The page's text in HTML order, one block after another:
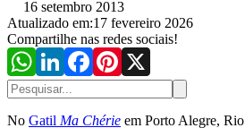
16 setembro 2013
Atualizado em:17 fevereiro 2026
Compartilhe nas redes sociais!
No Gatil Ma Chérie em Porto Alegre,